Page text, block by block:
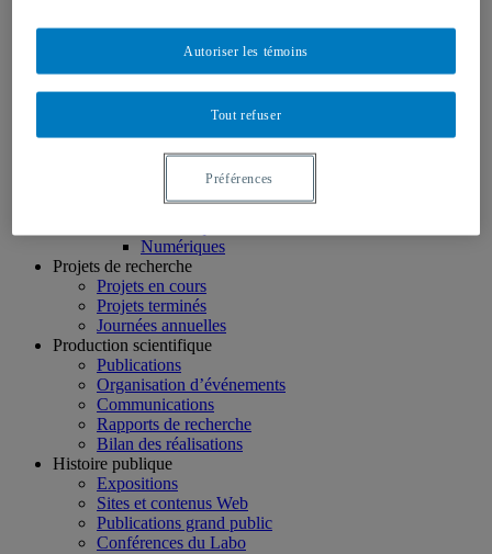
À propos
Chantiers de recherche
À propos
Direction scientifique
Chantiers de recherche
Numériques
Projets de recherche
Projets en cours
Projets terminés
Journées annuelles
Production scientifique
Publications
Organisation d’événements
Communications
Rapports de recherche
Bilan des réalisations
Histoire publique
Expositions
Sites et contenus Web
Publications grand public
Conférences du Labo
Tout refuser
Autoriser les témoins
Préférences